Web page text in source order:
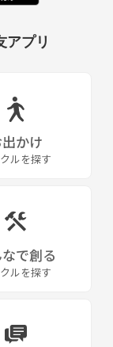
アプリ
かけ
ルを探す
で創る
ルを探す